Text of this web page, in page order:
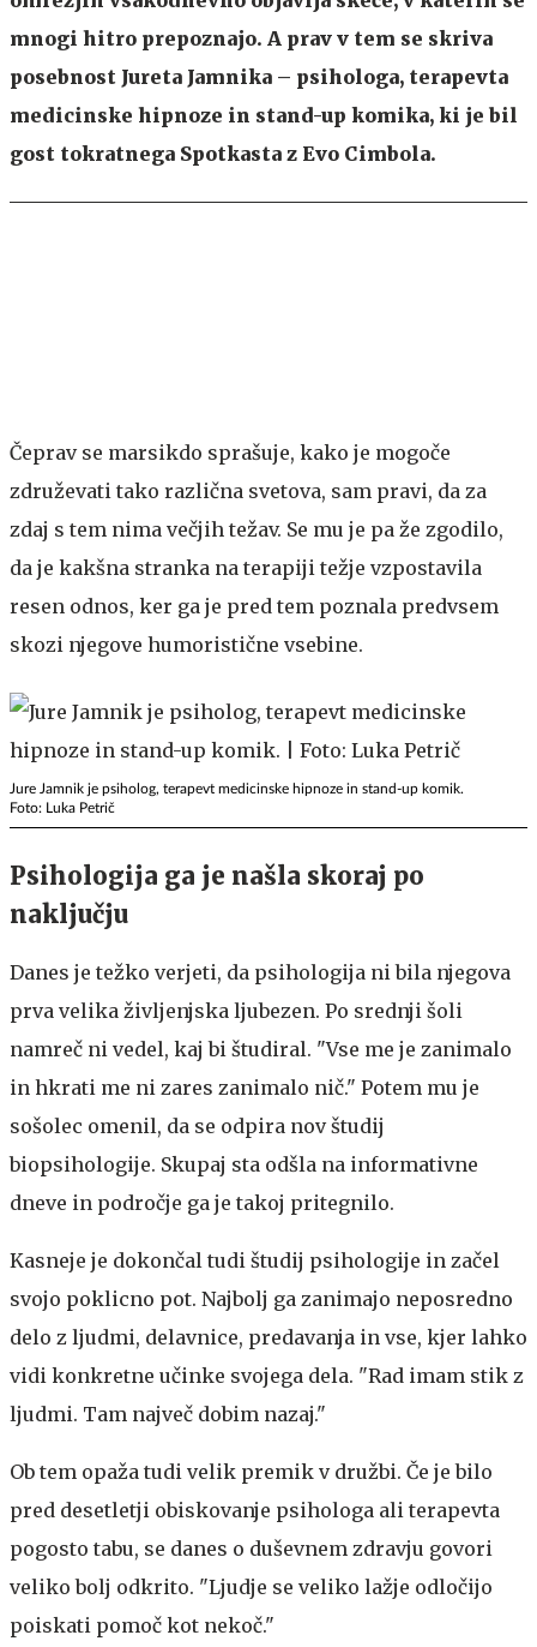
mnogi hitro prepoznajo. A prav v tem se skriva
posebnost Jureta Jamnika – psihologa, terapevta
medicinske hipnoze in stand-up komika, ki je bil
gost tokratnega Spotkasta z Evo Cimbola.
Čeprav se marsikdo sprašuje, kako je mogoče
združevati tako različna svetova, sam pravi, da za
zdaj s tem nima večjih težav. Se mu je pa že zgodilo,
da je kakšna stranka na terapiji težje vzpostavila
resen odnos, ker ga je pred tem poznala predvsem
skozi njegove humoristične vsebine.
Jure Jamnik je psiholog, terapevt medicinske hipnoze in stand-up komik.
Foto: Luka Petrič
Psihologija ga je našla skoraj po
naključju
Danes je težko verjeti, da psihologija ni bila njegova
prva velika življenjska ljubezen. Po srednji šoli
namreč ni vedel, kaj bi študiral. "Vse me je zanimalo
in hkrati me ni zares zanimalo nič." Potem mu je
sošolec omenil, da se odpira nov študij
biopsihologije. Skupaj sta odšla na informativne
dneve in področje ga je takoj pritegnilo.
Kasneje je dokončal tudi študij psihologije in začel
svojo poklicno pot. Najbolj ga zanimajo neposredno
delo z ljudmi, delavnice, predavanja in vse, kjer lahko
vidi konkretne učinke svojega dela. "Rad imam stik z
ljudmi. Tam največ dobim nazaj."
Ob tem opaža tudi velik premik v družbi. Če je bilo
pred desetletji obiskovanje psihologa ali terapevta
pogosto tabu, se danes o duševnem zdravju govori
veliko bolj odkrito. "Ljudje se veliko lažje odločijo
poiskati pomoč kot nekoč."